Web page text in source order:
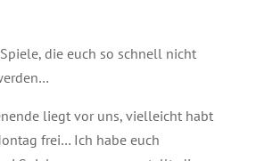
die euch so schnell nicht
liegt vor uns, vielleicht habt
frei… Ich habe euch